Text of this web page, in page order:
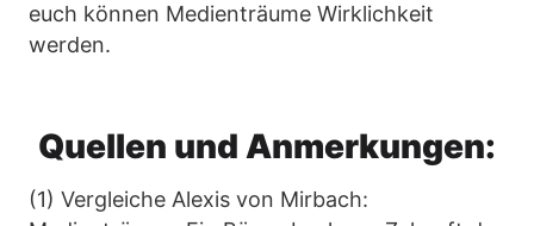
euch können Medienträume Wirklichkeit
werden.
Quellen und Anmerkungen:
(1) Vergleiche Alexis von Mirbach: